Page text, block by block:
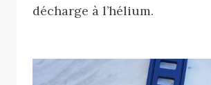
décharge à l’hélium.